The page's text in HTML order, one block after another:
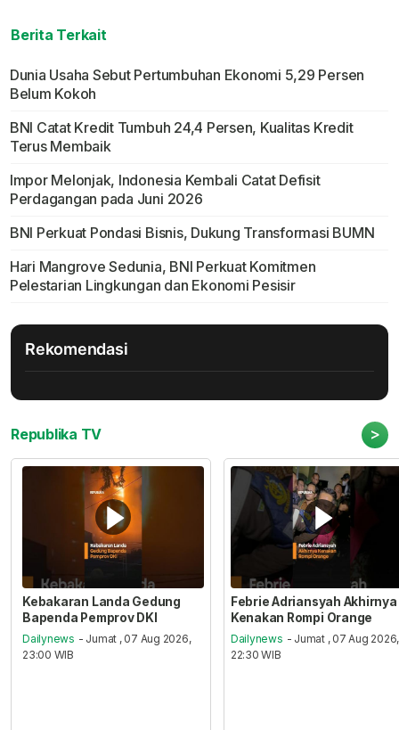
Berita Terkait
Dunia Usaha Sebut Pertumbuhan Ekonomi 5,29 Persen
Belum Kokoh
BNI Catat Kredit Tumbuh 24,4 Persen, Kualitas Kredit
Terus Membaik
Impor Melonjak, Indonesia Kembali Catat Defisit
Perdagangan pada Juni 2026
BNI Perkuat Pondasi Bisnis, Dukung Transformasi BUMN
Hari Mangrove Sedunia, BNI Perkuat Komitmen
Pelestarian Lingkungan dan Ekonomi Pesisir
Rekomendasi
Republika TV >
Kebakaran Landa Gedung
Bapenda Pemprov DKI
Dailynews - Jumat , 07 Aug 2026,
23:00 WIB
Febrie Adriansyah Akhirnya
Kenakan Rompi Orange
Dailynews - Jumat , 07 Aug 2026,
22:30 WIB